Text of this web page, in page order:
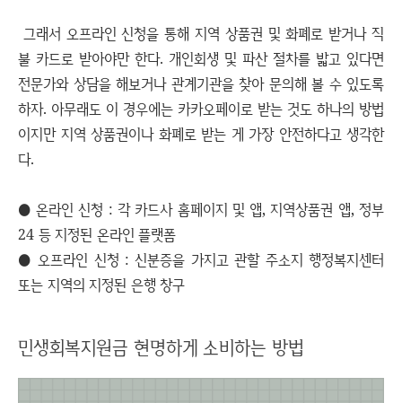
그래서 오프라인 신청을 통해 지역 상품권 및 화폐로 받거나 직
불 카드로 받아야만 한다. 개인회생 및 파산 절차를 밟고 있다면
전문가와 상담을 해보거나 관계기관을 찾아 문의해 볼 수 있도록
하자. 아무래도 이 경우에는 카카오페이로 받는 것도 하나의 방법
이지만 지역 상품권이나 화폐로 받는 게 가장 안전하다고 생각한
다.
● 온라인 신청 : 각 카드사 홈페이지 및 앱, 지역상품권 앱, 정부
24 등 지정된 온라인 플랫폼
● 오프라인 신청 : 신분증을 가지고 관할 주소지 행정복지센터
또는 지역의 지정된 은행 창구
민생회복지원금 현명하게 소비하는 방법